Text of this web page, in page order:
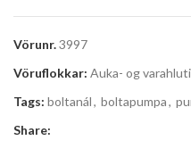
Vörunr.3997
Vöruflokkar: Auka- og
Tags: boltanál, boltapumpa,
Share: